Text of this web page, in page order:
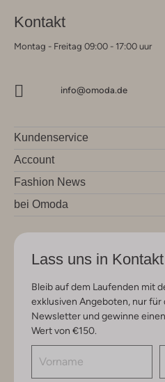
Kontakt
Montag - Freitag 09:00 - 17:00 uur
info@omoda.de
Kundenservice
Account
Fashion News
bei Omoda
Lass uns in
Bleib auf dem Laufenden mit
exklusiven Angeboten, nur für
Newsletter und gewinne
Wert von €150.